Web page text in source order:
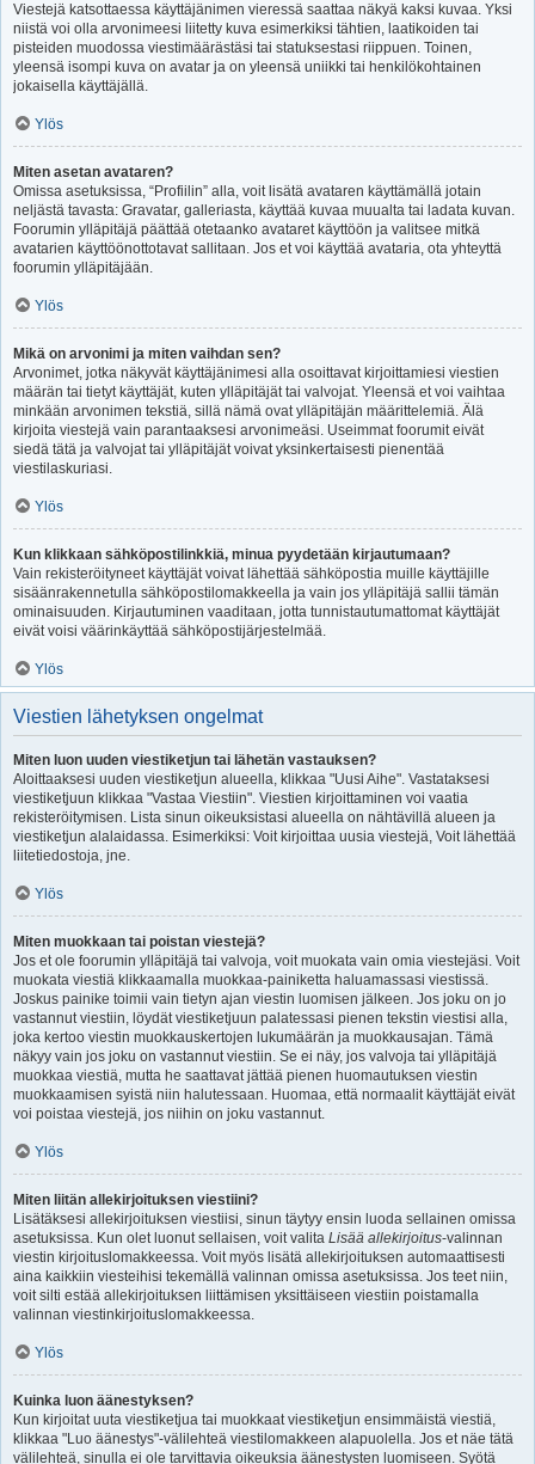
Viestejä katsottaessa käyttäjänimen vieressä saattaa näkyä kaksi kuvaa. Yksi
niistä voi olla arvonimeesi liitetty kuva esimerkiksi tähtien, laatikoiden tai
pisteiden muodossa viestimäärästäsi tai statuksestasi riippuen. Toinen,
yleensä isompi kuva on avatar ja on yleensä uniikki tai henkilökohtainen
jokaisella käyttäjällä.
Ylös
Miten asetan avataren?
Omissa asetuksissa, “Profiilin” alla, voit lisätä avataren käyttämällä jotain
neljästä tavasta: Gravatar, galleriasta, käyttää kuvaa muualta tai ladata kuvan.
Foorumin ylläpitäjä päättää otetaanko avataret käyttöön ja valitsee mitkä
avatarien käyttöönottotavat sallitaan. Jos et voi käyttää avataria, ota yhteyttä
foorumin ylläpitäjään.
Ylös
Mikä on arvonimi ja miten vaihdan sen?
Arvonimet, jotka näkyvät käyttäjänimesi alla osoittavat kirjoittamiesi viestien
määrän tai tietyt käyttäjät, kuten ylläpitäjät tai valvojat. Yleensä et voi vaihtaa
minkään arvonimen tekstiä, sillä nämä ovat ylläpitäjän määrittelemiä. Älä
kirjoita viestejä vain parantaaksesi arvonimeäsi. Useimmat foorumit eivät
siedä tätä ja valvojat tai ylläpitäjät voivat yksinkertaisesti pienentää
viestilaskuriasi.
Ylös
Kun klikkaan sähköpostilinkkiä, minua pyydetään kirjautumaan?
Vain rekisteröityneet käyttäjät voivat lähettää sähköpostia muille käyttäjille
sisäänrakennetulla sähköpostilomakkeella ja vain jos ylläpitäjä sallii tämän
ominaisuuden. Kirjautuminen vaaditaan, jotta tunnistautumattomat käyttäjät
eivät voisi väärinkäyttää sähköpostijärjestelmää.
Ylös
Viestien lähetyksen ongelmat
Miten luon uuden viestiketjun tai lähetän vastauksen?
Aloittaaksesi uuden viestiketjun alueella, klikkaa "Uusi Aihe". Vastataksesi
viestiketjuun klikkaa "Vastaa Viestiin". Viestien kirjoittaminen voi vaatia
rekisteröitymisen. Lista sinun oikeuksistasi alueella on nähtävillä alueen ja
viestiketjun alalaidassa. Esimerkiksi: Voit kirjoittaa uusia viestejä, Voit lähettää
liitetiedostoja, jne.
Ylös
Miten muokkaan tai poistan viestejä?
Jos et ole foorumin ylläpitäjä tai valvoja, voit muokata vain omia viestejäsi. Voit
muokata viestiä klikkaamalla muokkaa-painiketta haluamassasi viestissä.
Joskus painike toimii vain tietyn ajan viestin luomisen jälkeen. Jos joku on jo
vastannut viestiin, löydät viestiketjuun palatessasi pienen tekstin viestisi alla,
joka kertoo viestin muokkauskertojen lukumäärän ja muokkausajan. Tämä
näkyy vain jos joku on vastannut viestiin. Se ei näy, jos valvoja tai ylläpitäjä
muokkaa viestiä, mutta he saattavat jättää pienen huomautuksen viestin
muokkaamisen syistä niin halutessaan. Huomaa, että normaalit käyttäjät eivät
voi poistaa viestejä, jos niihin on joku vastannut.
Ylös
Miten liitän allekirjoituksen viestiini?
Lisätäksesi allekirjoituksen viestiisi, sinun täytyy ensin luoda sellainen omissa
asetuksissa. Kun olet luonut sellaisen, voit valita Lisää allekirjoitus-valinnan
viestin kirjoituslomakkeessa. Voit myös lisätä allekirjoituksen automaattisesti
aina kaikkiin viesteihisi tekemällä valinnan omissa asetuksissa. Jos teet niin,
voit silti estää allekirjoituksen liittämisen yksittäiseen viestiin poistamalla
valinnan viestinkirjoituslomakkeessa.
Ylös
Kuinka luon äänestyksen?
Kun kirjoitat uuta viestiketjua tai muokkaat viestiketjun ensimmäistä viestiä,
klikkaa "Luo äänestys"-välilehteä viestilomakkeen alapuolella. Jos et näe tätä
välilehteä, sinulla ei ole tarvittavia oikeuksia äänestysten luomiseen. Syötä